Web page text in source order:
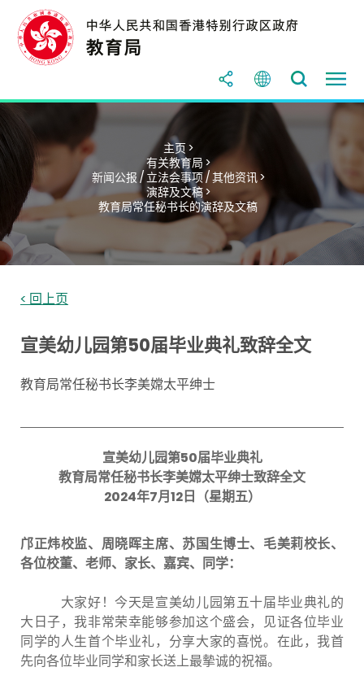
主页 >
有关教育局 >
新闻公报 / 立法会事项 / 其他资讯 >
演辞及文稿 >
教育局常任秘书长的演辞及文稿
< 回上页
宣美幼儿园第50届毕业典礼致辞全文
教育局常任秘书长李美嫦太平绅士
宣美幼儿园第50届毕业典礼
教育局常任秘书长李美嫦太平绅士致辞全文
2024年7月12日（星期五）
邝正炜校监、周晓晖主席、苏国生博士、毛美莉校长、
各位校董、老师、家长、嘉宾、同学：
大家好！今天是宣美幼儿园第五十届毕业典礼的
大日子，我非常荣幸能够参加这个盛会，见证各位毕业
同学的人生首个毕业礼，分享大家的喜悦。在此，我首
先向各位毕业同学和家长送上最摰诚的祝福。